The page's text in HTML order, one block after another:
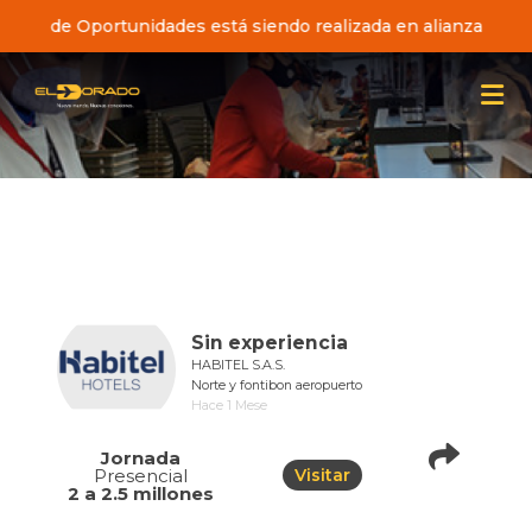
de Oportunidades está siendo realizada en alianza con
Sin experiencia
HABITEL S.A.S.
Norte y fontibon aeropuerto
Hace 1 Mese
Jornada
Presencial
2 a 2.5 millones
Visitar